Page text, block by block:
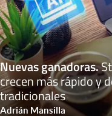
Nuevas ganadoras.
crecen más rápido y
tradicionales
Adrián Mansilla